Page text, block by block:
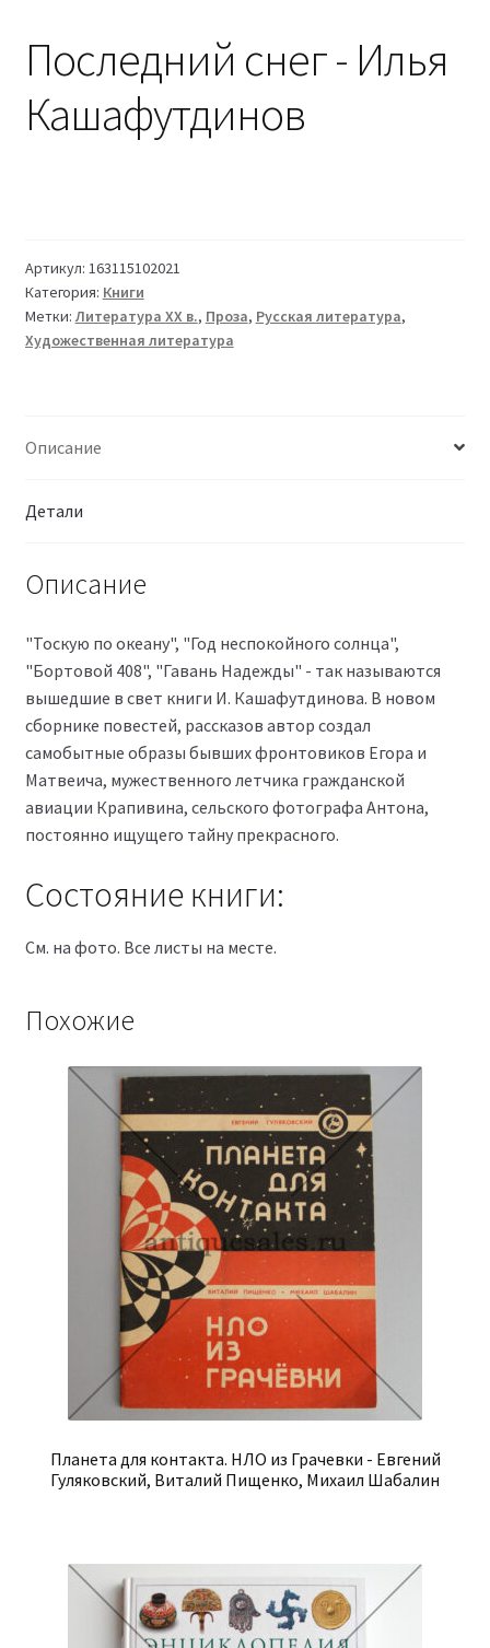
Последний снег - Илья
Кашафутдинов
Артикул: 163115102021
Категория: Книги
Метки:Литература XX в., Проза, Русская литература,
Художественная литература
Описание
Детали
Описание
"Тоскую по океану", "Год неспокойного солнца",
"Бортовой 408", "Гавань Надежды" - так называются
вышедшие в свет книги И. Кашафутдинова. В новом
сборнике повестей, рассказов автор создал
самобытные образы бывших фронтовиков Егора и
Матвеича, мужественного летчика гражданской
авиации Крапивина, сельского фотографа Антона,
постоянно ищущего тайну прекрасного.
Состояние книги:
См. на фото. Все листы на месте.
Похожие
Планета для контакта. НЛО из Грачевки - Евгений
Гуляковский, Виталий Пищенко, Михаил Шабалин